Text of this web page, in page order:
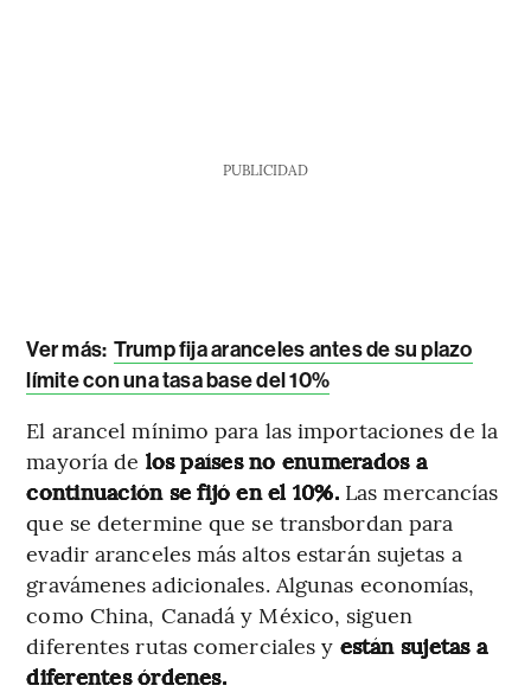
PUBLICIDAD
Ver más: Trump fija aranceles antes de su plazo
límite con una tasa base del 10%
El arancel mínimo para las importaciones de la
mayoría de los países no enumerados a
continuación se fijó en el 10%. Las mercancías
que se determine que se transbordan para
evadir aranceles más altos estarán sujetas a
gravámenes adicionales. Algunas economías,
como China, Canadá y México, siguen
diferentes rutas comerciales y están sujetas a
diferentes órdenes.